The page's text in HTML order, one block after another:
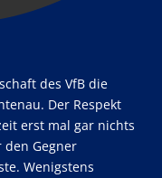
des VfB die
Der Respekt
erst mal gar nichts
Gegner
Wenigstens